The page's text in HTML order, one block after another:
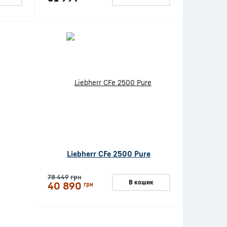
Liebherr CFe 2500 Pure
78 449грн
40 890 грн В кошик